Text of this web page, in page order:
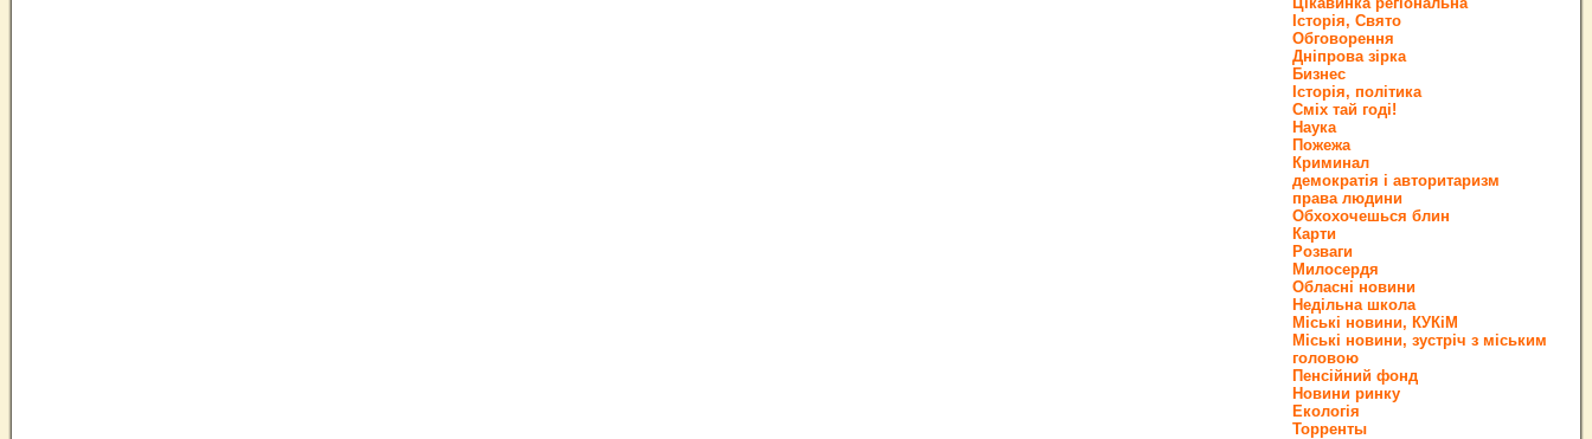
Історія, Свято
Обговорення
Дніпрова зірка
Бизнес
Історія, політика
Сміх тай годі!
Наука
Пожежа
Криминал
демократія і авторитаризм
права людини
Обхохочешься блин
Карти
Розваги
Милосердя
Обласні новини
Недільна школа
Міські новини, КУКіМ
Міські новини, зустріч з міським
головою
Пенсійний фонд
Новини ринку
Екологія
Торренты